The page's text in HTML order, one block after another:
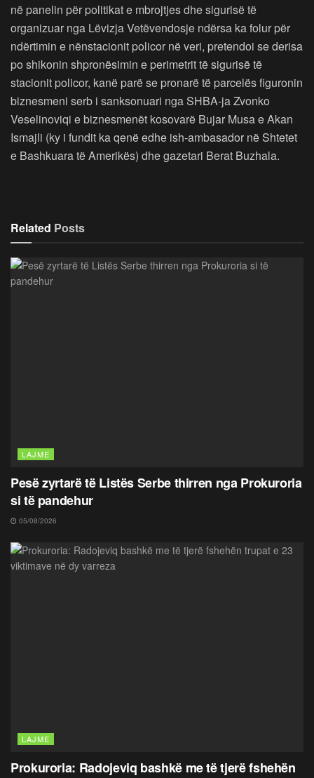
në panelin për politikat e mbrojtjes dhe sigurisë të
organizuar nga Lëvizja Vetëvendosje ndërsa ka folur për
ndërtimin e nënstacionit policor në veri, pretendoi se derisa
po shikonin shpronësimin e perimetrit të sigurisë të
stacionit policor, kanë parë se pronarë të parcelës figuronin
biznesmeni serb i sanksonuari nga SHBA-ja Zvonko
Veselinoviqi e biznesmenët kosovarë Bujar Musa e Akan
Ismajli (ky i fundit ka qenë edhe ish-ambasador në Shtetet
e Bashkuara të Amerikës) dhe gazetari Berat Buzhala.
Related Posts
LAJME
Pesë zyrtarë të Listës Serbe thirren nga Prokuroria
si të pandehur
05/08/2026
LAJME
Prokuroria: Radojeviq bashkë me të tjerë fshehën